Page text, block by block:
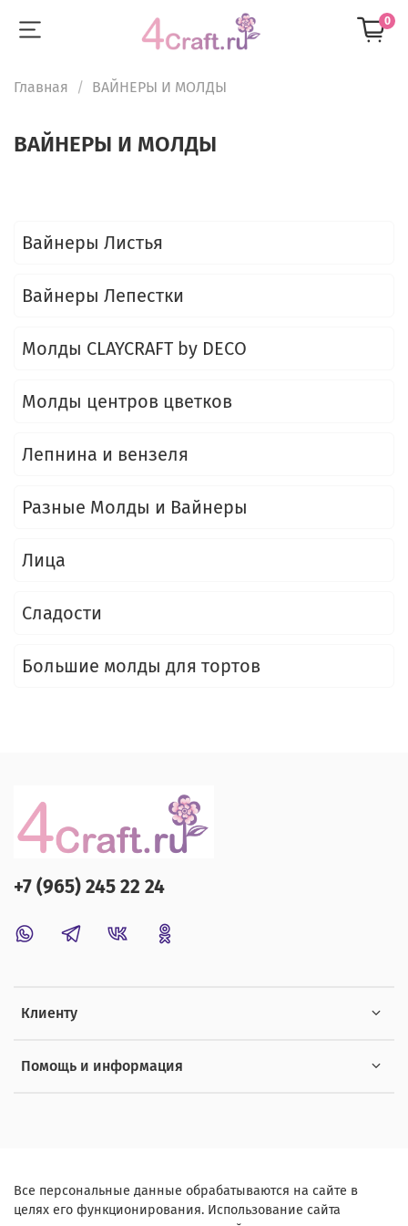
0
Главная ВАЙНЕРЫ И МОЛДЫ
ВАЙНЕРЫ И МОЛДЫ
Вайнеры Листья
Вайнеры Лепестки
Молды CLAYCRAFT by DECO
Молды центров цветков
Лепнина и вензеля
Разные Молды и Вайнеры
Лица
Сладости
Большие молды для тортов
Клиенту
Помощь и информация
+7 (965) 245 22 24
Все персональные данные обрабатываются на сайте в
целях его функционирования. Использование сайта